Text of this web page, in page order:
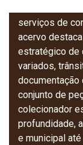
serviços de
acervo
estratégico de
variados,
documentação
conjunto de
colecionador
profundidade,
e municipal